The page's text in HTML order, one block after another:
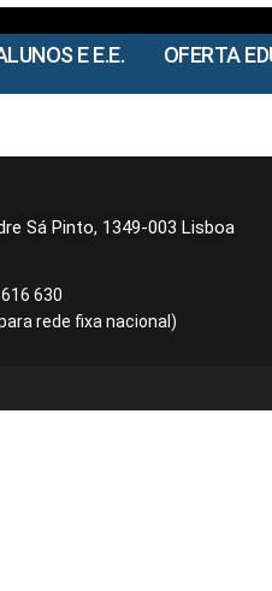
E E.E. OFERTA
Sá Pinto, 1349-003 Lisboa
630
rede fixa nacional)